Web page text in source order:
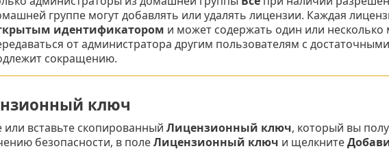
группе могут добавлять или удалять лицензии. Каждая
идентификатором и может содержать один или несколько
от администратора другим пользователям с достаточными
сокращению.
ключ
или вставьте скопированный Лицензионный ключ, который вы
безопасности, в полеЛицензионный ключ и щелкните